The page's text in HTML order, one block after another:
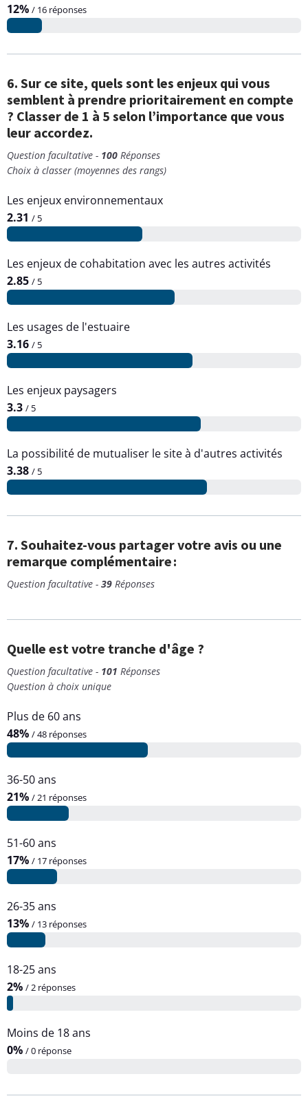
12% / 16 réponses
6. Sur ce site, quels sont les enjeux qui vous
semblent à prendre prioritairement en compte
? Classer de 1 à 5 selon l’importance que vous
leur accordez.
Question facultative - 100 Réponses
Choix à classer (moyennes des rangs)
Les enjeux environnementaux
2.31 / 5
Les enjeux de cohabitation avec les autres activités
2.85 / 5
Les usages de l'estuaire
3.16 / 5
Les enjeux paysagers
3.3 / 5
La possibilité de mutualiser le site à d'autres activités
3.38 / 5
7. Souhaitez-vous partager votre avis ou une
remarque complémentaire :
Question facultative - 39 Réponses
Quelle est votre tranche d'âge ?
Question facultative - 101 Réponses
Question à choix unique
Plus de 60 ans
48% / 48 réponses
36-50 ans
21% / 21 réponses
51-60 ans
17% / 17 réponses
26-35 ans
13% / 13 réponses
18-25 ans
2% / 2 réponses
Moins de 18 ans
0% / 0 réponse